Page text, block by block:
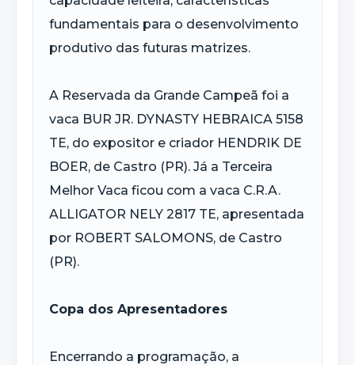
fundamentais para o desenvolvimento
produtivo das futuras matrizes.
A Reservada da Grande Campeã foi a
vaca BUR JR. DYNASTY HEBRAICA 5158
TE, do expositor e criador HENDRIK DE
BOER, de Castro (PR). Já a Terceira
Melhor Vaca ficou com a vaca C.R.A.
ALLIGATOR NELY 2817 TE, apresentada
por ROBERT SALOMONS, de Castro
(PR).
Copa dos Apresentadores
Encerrando a programação, a